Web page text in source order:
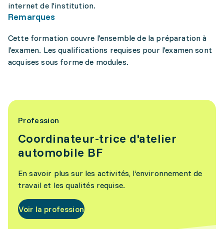
internet de l’institution.
Remarques
Cette formation couvre l'ensemble de la préparation à
l'examen. Les qualifications requises pour l'examen sont
acquises sous forme de modules.
Profession
Coordinateur-trice d'atelier
automobile BF
En savoir plus sur les activités, l’environnement de
travail et les qualités requise.
Voir la profession